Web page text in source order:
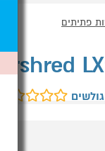
פתיתים
גולשים